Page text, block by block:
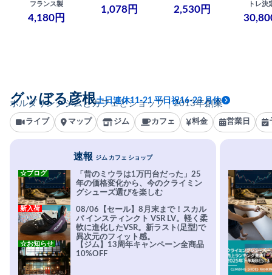
フランス製
4,180円
1,078円 2,530円
トレ決
ボルダリングジムとカフェとショップ｜2013年創業
グッぼる彦根土日連休11-21 平日祝16-23 月休
ライブ マップ ジム カフェ 料金 営業日
速報 ジム カフェ ショップ
「昔のミウラは1万円台だった」25
年の価格変化から、今のクライミン
グシューズ選びを楽しむ
☆ブログ
08/06【セール】8月末まで！スカル
パ インスティンクト VSR LV。軽く柔
軟に進化したVSR。新ラスト(足型)で
異次元のフィット感。
新入荷
【ジム】13周年キャンペーン全商品
10%OFF
☆お知らせ